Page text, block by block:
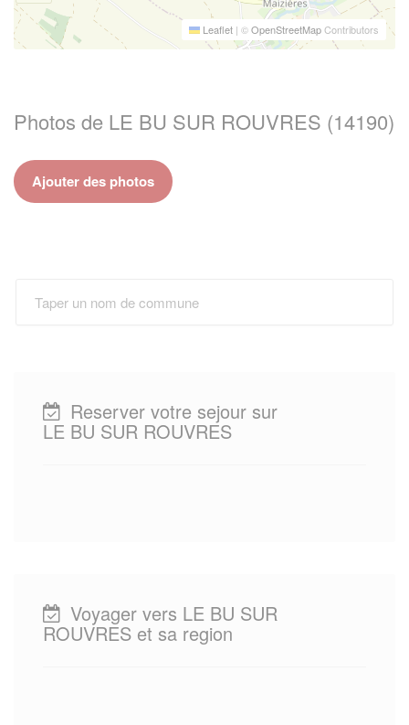
Leaflet | ©OpenStreetMapContributors
Photos de LE BU SUR ROUVRES (14190)
Ajouter des photos
Reserver votre sejour sur
LE BU SUR ROUVRES
Voyager vers LE BU SUR
ROUVRES et sa region